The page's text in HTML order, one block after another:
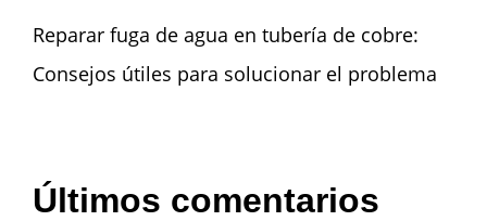
Reparar fuga de agua en tubería de cobre:
Consejos útiles para solucionar el problema
Últimos comentarios